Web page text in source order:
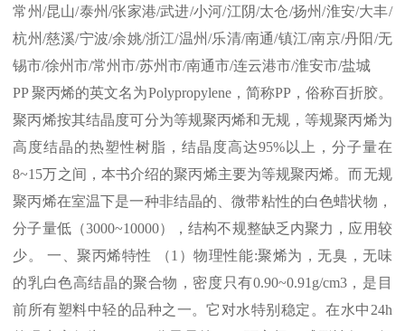
常州/昆山/泰州/张家港/武进/小河/江阴/太仓/扬州/淮安/大丰/
杭州/慈溪/宁波/余姚/浙江/温州/乐清/南通/镇江/南京/丹阳 /无
锡市/徐州市/常州市/苏州市/南通市/连云港市/淮安市/盐城
PP聚丙烯的英文名为Polypropylene，简称PP，俗称百折胶。
聚丙烯按其结晶度可分为等规聚丙烯和无规，等规聚丙烯为
高度结晶的热塑性树脂，结晶度高达95%以上，分子量在
8~15万之间，本书介绍的聚丙烯主要为等规聚丙烯。而无规
聚丙烯在室温下是一种非结晶的、微带粘性的白色蜡状物，
分子量低（3000~10000），结构不规整缺乏内聚力，应用较
少。 一、聚丙烯特性 （1 ）物理性能:聚烯为，无臭，无味
的乳白色高结晶的聚合物，密度只有0.90~0.91g/cm3，是目
前所有塑料中轻的品种之一。它对水特别稳定。在水中 24h